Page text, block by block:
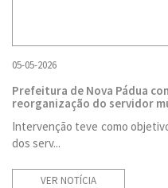
05-05-2026
Prefeitura de Nova Pádua
reorganização do servidor
Intervenção teve como
dos serv...
VER NOTÍCIA